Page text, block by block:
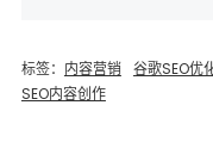
标签： 内容营销 谷歌SEO优
SEO内容创作